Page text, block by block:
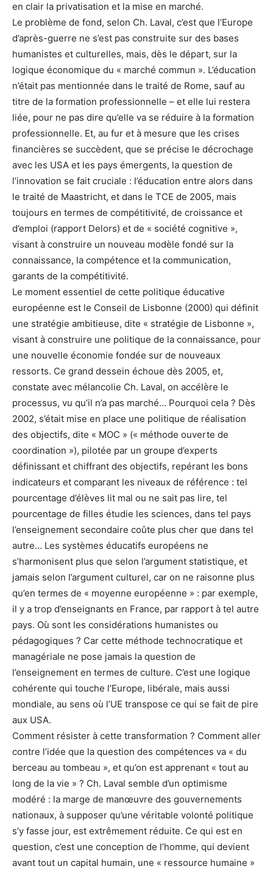
en clair la privatisation et la mise en marché.
Le problème de fond, selon Ch. Laval, c’est que l’Europe
d’après-guerre ne s’est pas construite sur des bases
humanistes et culturelles, mais, dès le départ, sur la
logique économique du « marché commun ». L’éducation
n’était pas mentionnée dans le traité de Rome, sauf au
titre de la formation professionnelle – et elle lui restera
liée, pour ne pas dire qu’elle va se réduire à la formation
professionnelle. Et, au fur et à mesure que les crises
financières se succèdent, que se précise le décrochage
avec les USA et les pays émergents, la question de
l’innovation se fait cruciale : l’éducation entre alors dans
le traité de Maastricht, et dans le TCE de 2005, mais
toujours en termes de compétitivité, de croissance et
d’emploi (rapport Delors) et de « société cognitive »,
visant à construire un nouveau modèle fondé sur la
connaissance, la compétence et la communication,
garants de la compétitivité.
Le moment essentiel de cette politique éducative
européenne est le Conseil de Lisbonne (2000) qui définit
une stratégie ambitieuse, dite « stratégie de Lisbonne »,
visant à construire une politique de la connaissance, pour
une nouvelle économie fondée sur de nouveaux
ressorts. Ce grand dessein échoue dès 2005, et,
constate avec mélancolie Ch. Laval, on accélère le
processus, vu qu’il n’a pas marché… Pourquoi cela ? Dès
2002, s’était mise en place une politique de réalisation
des objectifs, dite « MOC » (« méthode ouverte de
coordination »), pilotée par un groupe d’experts
définissant et chiffrant des objectifs, repérant les bons
indicateurs et comparant les niveaux de référence : tel
pourcentage d’élèves lit mal ou ne sait pas lire, tel
pourcentage de filles étudie les sciences, dans tel pays
l’enseignement secondaire coûte plus cher que dans tel
autre… Les systèmes éducatifs européens ne
s’harmonisent plus que selon l’argument statistique, et
jamais selon l’argument culturel, car on ne raisonne plus
qu’en termes de « moyenne européenne » : par exemple,
il y a trop d’enseignants en France, par rapport à tel autre
pays. Où sont les considérations humanistes ou
pédagogiques ? Car cette méthode technocratique et
managériale ne pose jamais la question de
l’enseignement en termes de culture. C’est une logique
cohérente qui touche l’Europe, libérale, mais aussi
mondiale, au sens où l’UE transpose ce qui se fait de pire
aux USA.
Comment résister à cette transformation ? Comment aller
contre l’idée que la question des compétences va « du
berceau au tombeau », et qu’on est apprenant « tout au
long de la vie » ? Ch. Laval semble d’un optimisme
modéré : la marge de manœuvre des gouvernements
nationaux, à supposer qu’une véritable volonté politique
s’y fasse jour, est extrêmement réduite. Ce qui est en
question, c’est une conception de l’homme, qui devient
avant tout un capital humain, une « ressource humaine »